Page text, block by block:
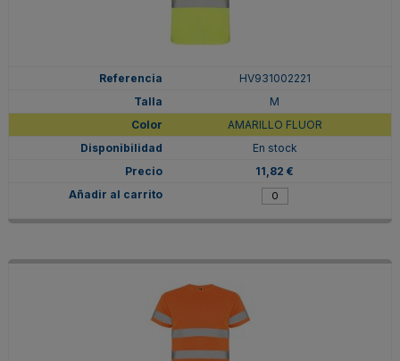
HV931002221
M
AMARILLO FLUOR
En stock
11,82 €